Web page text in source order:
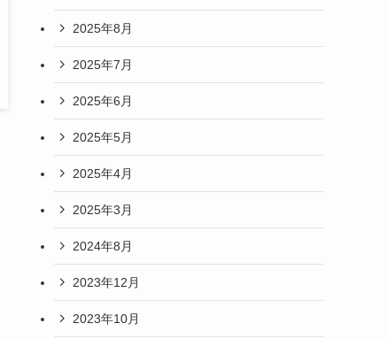
2025年8月
2025年7月
2025年6月
2025年5月
2025年4月
2025年3月
2024年8月
2023年12月
2023年10月